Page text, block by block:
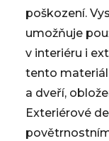
poškození.
umožňuje
v interiéru i
tento
a dveří,
Exteriérové